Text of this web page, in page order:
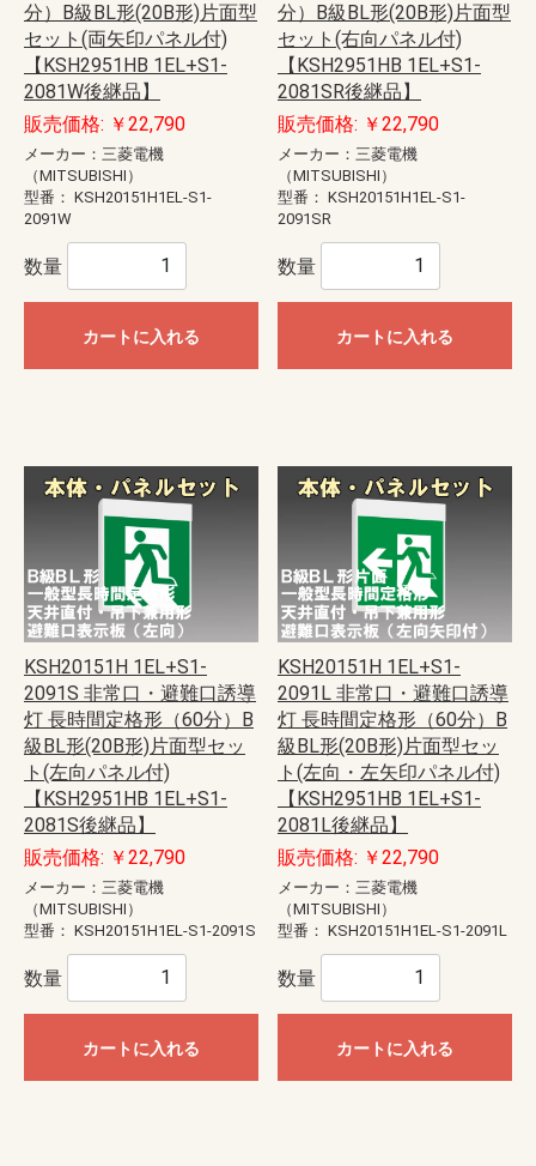
分）B級BL形(20B形)片面型
セット(両矢印パネル付)
【KSH2951HB 1EL+S1-
2081W後継品】
販売価格: ￥22,790
メーカー：三菱電機
（MITSUBISHI）
型番： KSH20151H1EL-S1-
2091W
数量
カートに入れる
分）B級BL形(20B形)片面型
セット(右向パネル付)
【KSH2951HB 1EL+S1-
2081SR後継品】
販売価格: ￥22,790
メーカー：三菱電機
（MITSUBISHI）
型番： KSH20151H1EL-S1-
2091SR
数量
カートに入れる
KSH20151H 1EL+S1-
2091S 非常口・避難口誘導
灯 長時間定格形（60分）B
級BL形(20B形)片面型セッ
ト(左向パネル付)
【KSH2951HB 1EL+S1-
2081S後継品】
販売価格: ￥22,790
メーカー：三菱電機
（MITSUBISHI）
型番： KSH20151H1EL-S1-2091S
数量
カートに入れる
KSH20151H 1EL+S1-
2091L 非常口・避難口誘導
灯 長時間定格形（60分）B
級BL形(20B形)片面型セッ
ト(左向・左矢印パネル付)
【KSH2951HB 1EL+S1-
2081L後継品】
販売価格: ￥22,790
メーカー：三菱電機
（MITSUBISHI）
型番： KSH20151H1EL-S1-2091L
数量
カートに入れる